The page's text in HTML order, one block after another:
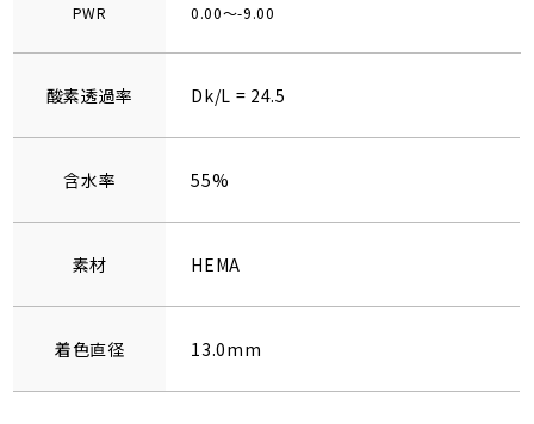
PWR 0.00～-9.00
酸素透過率 Dk/L = 24.5
含水率 55%
素材 HEMA
着色直径 13.0mm